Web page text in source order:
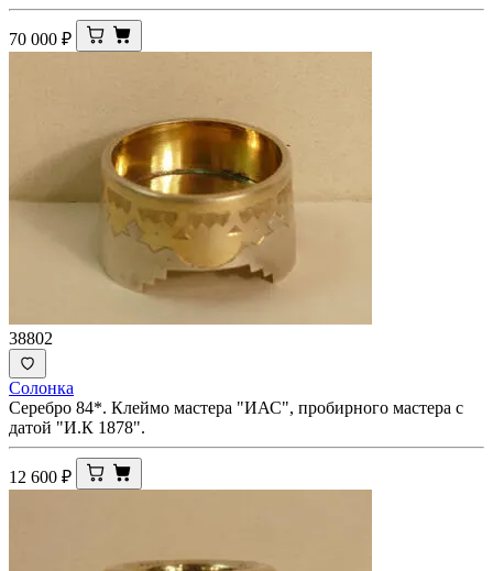
70 000 ₽
38802
Солонка
Серебро 84*. Клеймо мастера "ИАС", пробирного мастера с
датой "И.К 1878".
12 600 ₽